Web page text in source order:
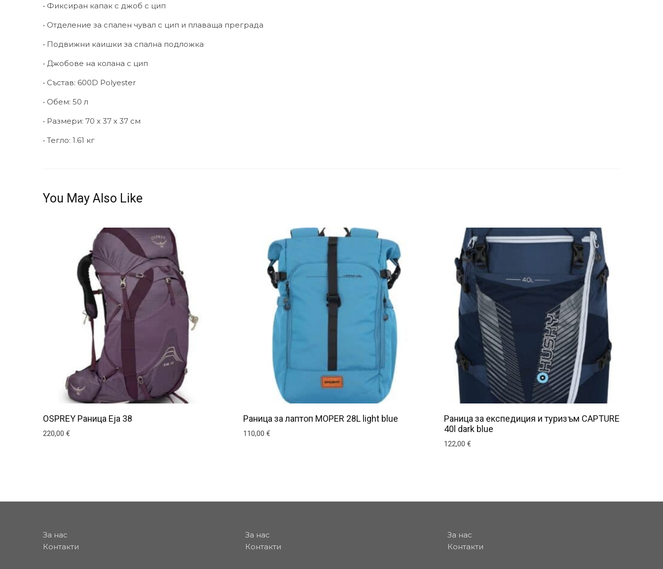
• Фиксиран капак с джоб с цип
• Отделение за спален чувал с цип и плаваща преграда
• Подвижни каишки за спална подложка
• Джобове на колана с цип
• Състав: 600D Polyester
• Обем: 50 л
• Размери: 70 х 37 х 37 см
• Тегло: 1.61 кг
You May Also Like
OSPREY Раница Eja 38
220,00 €
Раница за лаптоп MOPER 28L light blue
110,00€
Раница за експедиция и туризъм CAPTURE
40l dark blue
122,00 €
За нас
Контакти
За нас
Контакти
За нас
Контакти